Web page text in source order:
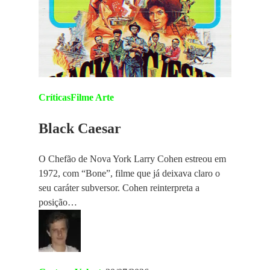
CríticasFilme Arte
Black Caesar
O Chefão de Nova York Larry Cohen estreou em
1972, com “Bone”, filme que já deixava claro o
seu caráter subversor. Cohen reinterpreta a
posição…